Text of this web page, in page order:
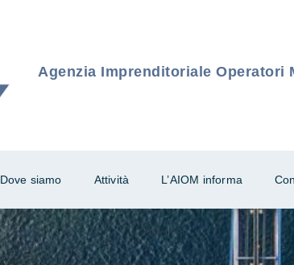
Agenzia Imprenditoriale Operatori
Dove siamo Attività L’AIOM informa